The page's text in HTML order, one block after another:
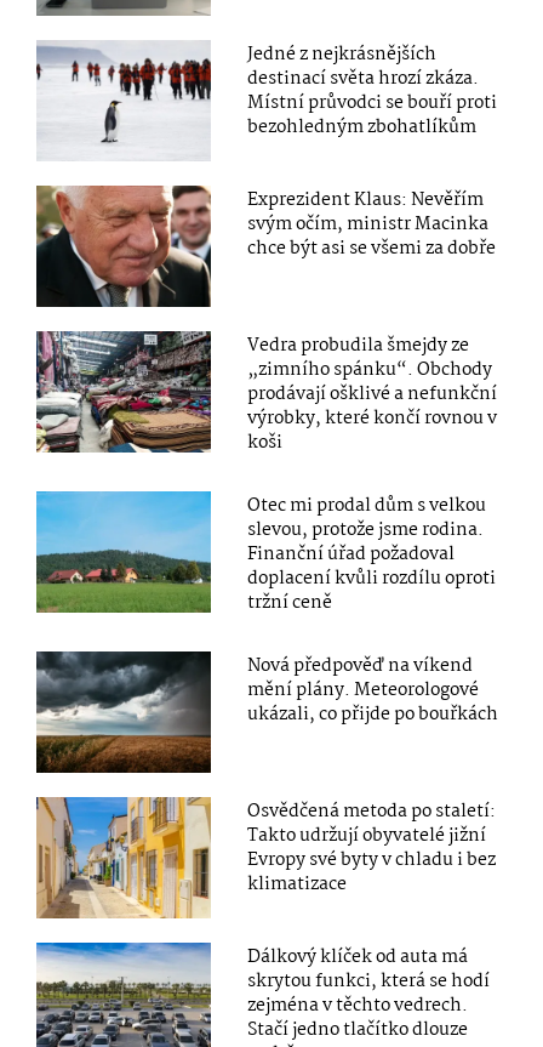
Jedné z nejkrásnějších
destinací světa hrozí zkáza.
Místní průvodci se bouří proti
bezohledným zbohatlíkům
Exprezident Klaus: Nevěřím
svým očím, ministr Macinka
chce být asi se všemi za dobře
Vedra probudila šmejdy ze
„zimního spánku“. Obchody
prodávají ošklivé a nefunkční
výrobky, které končí rovnou v
koši
Otec mi prodal dům s velkou
slevou, protože jsme rodina.
Finanční úřad požadoval
doplacení kvůli rozdílu oproti
tržní ceně
Nová předpověď na víkend
mění plány. Meteorologové
ukázali, co přijde po bouřkách
Osvědčená metoda po staletí:
Takto udržují obyvatelé jižní
Evropy své byty v chladu i bez
klimatizace
Dálkový klíček od auta má
skrytou funkci, která se hodí
zejména v těchto vedrech.
Stačí jedno tlačítko dlouze